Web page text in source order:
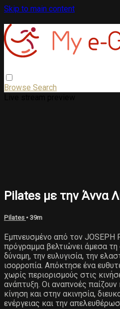
Skip to main content
Browse Search
Pilates με την Άννα
Pilates • 39m
Εμπνευσμένο από τον JOSEPH
πρόγραμμα βελτιώνει άμεσα
δύναμη, την ευλυγισία, την
ισορροπία. Απόκτησε ένα
χωρίς περιορισμούς στις
ανάπτυξη. Οι αναπνοές
κίνηση και στην ακινησία,
ενέργειας και την